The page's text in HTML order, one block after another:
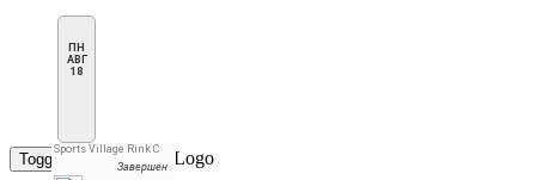
ПН
АВГ
18
Sports Village Rink C
Завершен
Toggle navigation